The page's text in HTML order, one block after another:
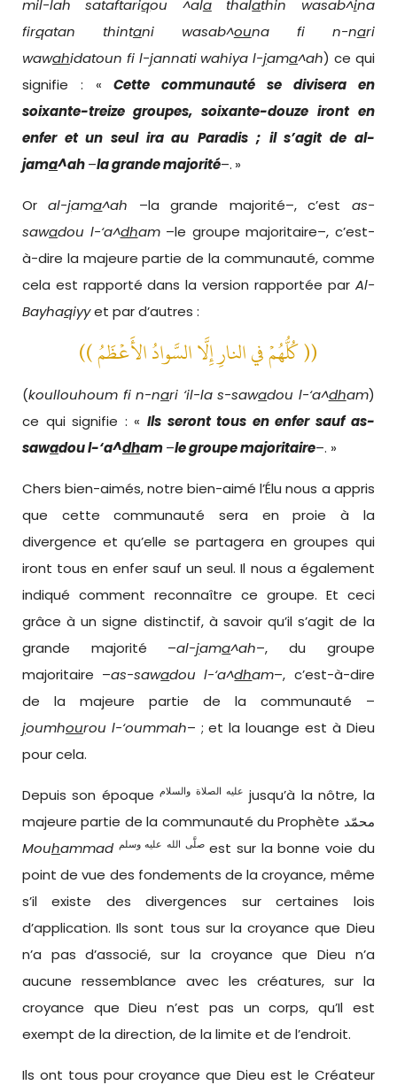
mil-lah sataftariqou ^alathalathin wasab^ina
firqatan thintani wasab^ouna fi n-nari
wawahidatoun fi l-jannati wahiya l-jama^ah) ce qui
signifie : «
Cettecommunauté se diviseraen
soixante-treize groupes, soixante-douze iront en
enfer et un seulira au Paradis ; il s’agit de al-
jama^ah–la grande majorité–. »
Oral-jama^ah –la grande majorité–, c’est as-
sawadou l-‘a^dham–le groupe majoritaire–, c’est-
à-dire la majeure partie de la communauté, comme
cela est rapporté dans la version rapportée par Al-
Bayhaqiyyet par d’autres :
(( كُلُّهُمْ في النارِ إِلَّا السَّوادُ الأَعْظَمُ ))
(koullouhoum fi n-nari ‘il-la s-sawadou l-‘a^dham)
ce qui signifie : «Ils seront tous en enfer sauf as-
sawadou l-‘a^dham–le groupe majoritaire–. »
Chers bien-aimés, notre bien-aimé l’Élu nous a appris
que cette communauté sera en proie à la
divergence et qu’elle se partagera en groupes qui
iront tous en enfer sauf un seul. Il nous a également
indiqué comment reconnaître ce groupe. Et ceci
grâce à un signe distinctif, à savoir qu’il s’agit de la
grande majorité –al-jama^ah–, du groupe
majoritaire –as-sawadou l-‘a^dham–, c’est-à-dire
de la majeure partie de la communauté –
joumhourou l-‘oummah– ; et la louange est à Dieu
pour cela.
Depuis son époqueعليه الصلاة والسلام jusqu’à la nôtre, la
majeure partie de la communauté du Prophète محمّد
Mouhammad صلَّى الله عليه وسلمest sur la bonne voie du
point de vue des fondements de la croyance, même
s’il existe des divergences sur certaines lois
d’application. Ils sont tous sur la croyance que Dieu
n’a pas d’associé, sur la croyance que Dieu n’a
aucune ressemblance avec les créatures, sur la
croyance que Dieu n’est pas un corps, qu’Il est
exempt de la direction, de la limite et de l’endroit.
Ils ont tous pour croyance que Dieu est le Créateur